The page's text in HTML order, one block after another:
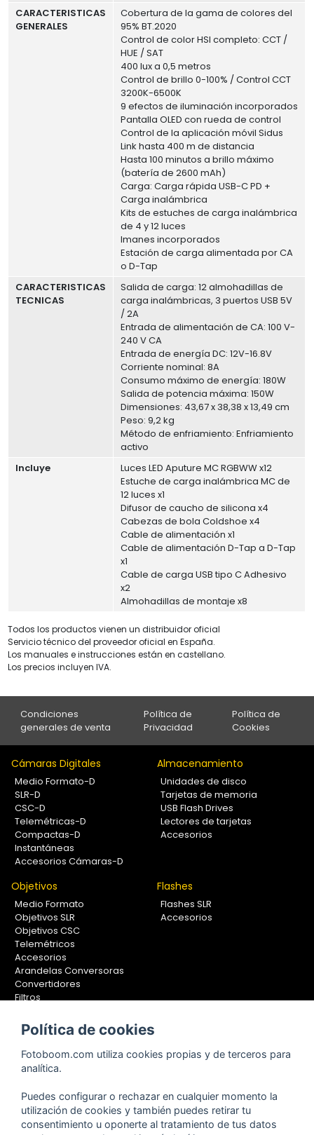
CARACTERISTICAS
GENERALES
Cobertura de la gama de colores del
95% BT.2020
Control de color HSI completo: CCT /
HUE / SAT
400 lux a 0,5 metros
Control de brillo 0-100% / Control CCT
3200K-6500K
9 efectos de iluminación incorporados
Pantalla OLED con rueda de control
Control de la aplicación móvil Sidus
Link hasta 400 m de distancia
Hasta 100 minutos a brillo máximo
(batería de 2600 mAh)
Carga: Carga rápida USB-C PD +
Carga inalámbrica
Kits de estuches de carga inalámbrica
de 4 y 12 luces
Imanes incorporados
Estación de carga alimentada por CA
o D-Tap
CARACTERISTICAS
TECNICAS
Salida de carga: 12 almohadillas de
carga inalámbricas, 3 puertos USB 5V
/ 2A
Entrada de alimentación de CA: 100 V-
240 V CA
Entrada de energía DC: 12V-16.8V
Corriente nominal: 8A
Consumo máximo de energía: 180W
Salida de potencia máxima: 150W
Dimensiones: 43,67 x 38,38 x 13,49 cm
Peso: 9,2 kg
Método de enfriamiento: Enfriamiento
activo
Incluye
Luces LED Aputure MC RGBWW x12
Estuche de carga inalámbrica MC de
12 luces x1
Difusor de caucho de silicona x4
Cabezas de bola Coldshoe x4
Cable de alimentación x1
Cable de alimentación D-Tap a D-Tap
x1
Cable de carga USB tipo C Adhesivo
x2
Almohadillas de montaje x8
Todos los productos vienen un distribuidor oficial
Servicio técnico del proveedor oficial en España.
Los manuales e instrucciones están en castellano.
Los precios incluyen IVA.
Condiciones
generales de venta
Política de
Privacidad
Política de
Cookies
Cámaras Digitales
Medio Formato-D
SLR-D
CSC-D
Telemétricas-D
Compactas-D
Instantáneas
Accesorios Cámaras-D
Almacenamiento
Unidades de disco
Tarjetas de memoria
USB Flash Drives
Lectores de tarjetas
Accesorios
Objetivos
Medio Formato
Objetivos SLR
Objetivos CSC
Telemétricos
Accesorios
Arandelas Conversoras
Convertidores
Filtros
Calibradores
Flashes
Flashes SLR
Accesorios
Soportes Fotografía
Monopiés
Trípodes
Kit Completos
Accesorios
Política de cookies
Fotoboom.com utiliza cookies propias y de terceros para
analítica.
Puedes configurar o rechazar en cualquier momento la
utilización de cookies y también puedes retirar tu
consentimiento u oponerte al tratamiento de tus datos